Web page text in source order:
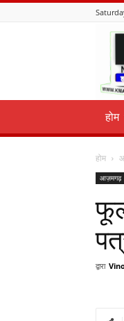
होम
होम
आज़मगढ़
द्वारा